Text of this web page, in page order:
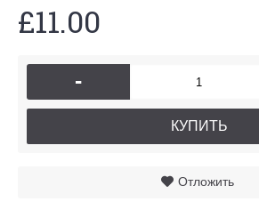
£11.00
-
КУПИТЬ
Отложить